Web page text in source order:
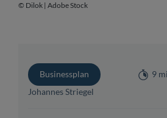
© Dilok | Adobe Stock
Businessplan
9
Johannes Striegel